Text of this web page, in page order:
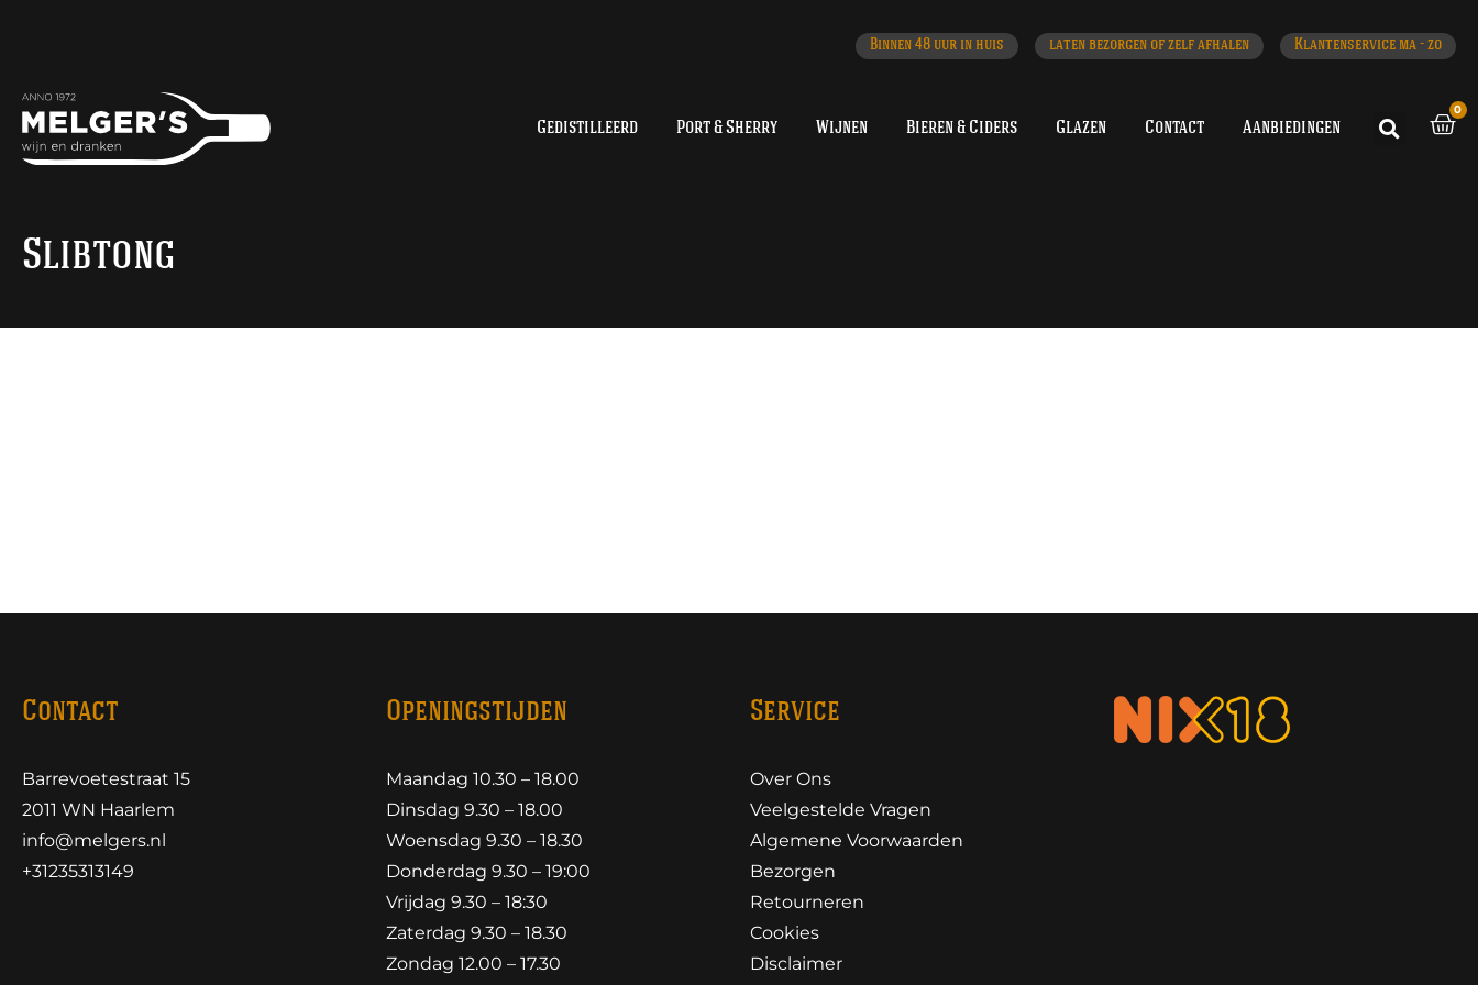
Binnen 48 uur in huis laten bezorgen of zelf afhalen Klantenservice ma - zo
Gedistilleerd Port & Sherry Wijnen Bieren & Ciders Glazen Contact Aanbiedingen
0
Slibtong
Contact
Barrevoetestraat 15
2011 WN Haarlem
info@melgers.nl
+31235313149
Openingstijden
Maandag 10.30 – 18.00
Dinsdag 9.30 – 18.00
Woensdag 9.30 – 18.30
Donderdag 9.30 – 19:00
Vrijdag 9.30 – 18:30
Zaterdag 9.30 – 18.30
Zondag 12.00 – 17.30
Service
Over Ons
Veelgestelde Vragen
Algemene Voorwaarden
Bezorgen
Retourneren
Cookies
Disclaimer